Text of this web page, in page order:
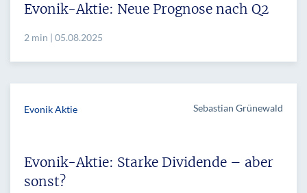
Evonik-Aktie: Neue Prognose nach Q2
2 min | 05.08.2025
Evonik Aktie Sebastian Grünewald
Evonik-Aktie: Starke Dividende – aber
sonst?